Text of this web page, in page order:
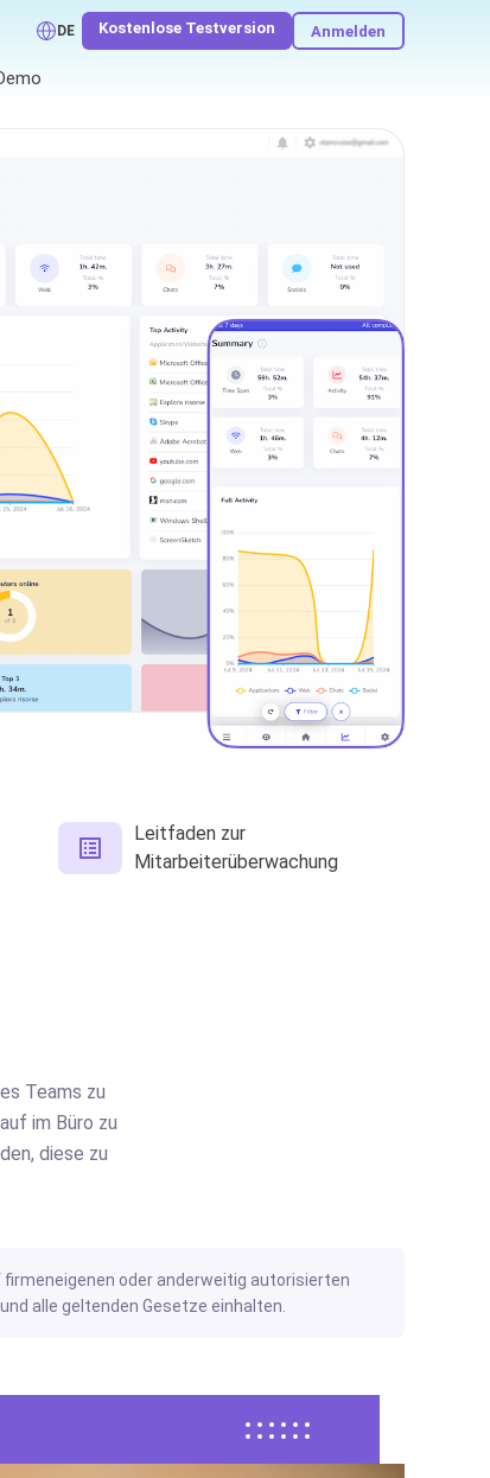
DE Kostenlose Testversion Anmelden
Leitfaden zur
Mitarbeiterüberwachung
Teams zu
im Büro zu
diese zu
oder anderweitig autorisierten
alle geltenden Gesetze einhalten.